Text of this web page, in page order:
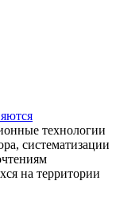
технологии
систематизации
на территории